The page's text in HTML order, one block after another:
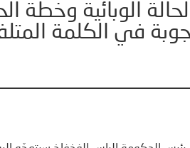
الوبائية وخطة
في الكلمة